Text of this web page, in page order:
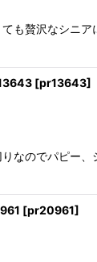
贅沢なシニア
[pr13643]
なのでパピー
[pr20961]